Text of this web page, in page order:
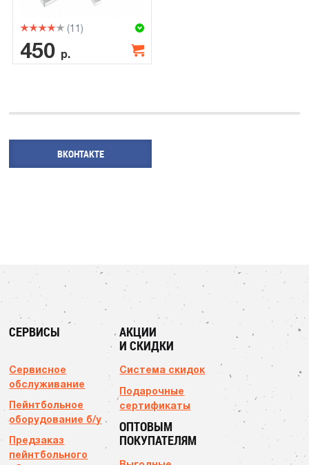
(11)
450 р.
ВКОНТАКТЕ
СЕРВИСЫ
Сервисное
обслуживание
Пейнтбольное
оборудование б/у
Предзаказ
пейнтбольного
АКЦИИ
И СКИДКИ
Система скидок
Подарочные
сертификаты
ОПТОВЫМ
ПОКУПАТЕЛЯМ